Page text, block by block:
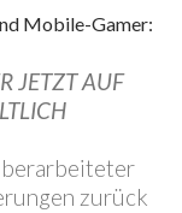
Mobile-Gamer:
JETZT AUF
zurück